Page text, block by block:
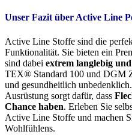
Unser Fazit über Active Line
Active Line Stoffe sind die
Funktionalität. Sie bieten ein
sind dabei extrem langlebig
TEX® Standard 100 und DGM
und gesundheitlich
Ausrüstung sorgt dafür, dass
Chance haben. Erleben Sie
Active Line Stoffe und machen
Wohlfühlens.